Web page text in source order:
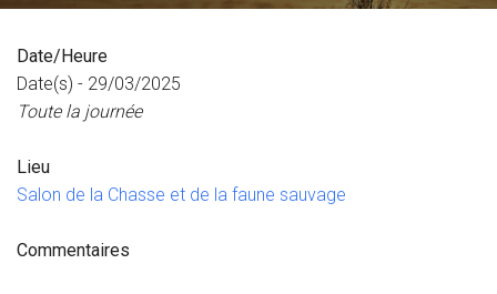
Date/Heure
Date(s) - 29/03/2025
Toute la journée
Lieu
Salon de la Chasse et de la faune sauvage
Commentaires